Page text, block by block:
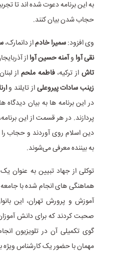
به این برنامه دعوت شده اند تا
حجاب شدن بیان کنند.
وی افزود:سمیرا خادماز دانمارک،
نقی آوا وآمنه حسین آوااز
تاش از ترکیه،فاطمه ملحماز
زینب سادات پیروعلیاز تایلند و
در این برنامه ها به بیان
پردازند. در هر قسمت از این
دین اسلام روی آوردند و حجاب را
به بیننده‌ معرفی می‌شوند.
توکلی از جهاد تبیین به عنوان
هماهنگی های انجام شده با
آموزش و پرورش تهران، این
صحبت کردند که برای دانش
گوی تکمیلی آن در تلویزیون
مهمان با حضور یک کارشناس